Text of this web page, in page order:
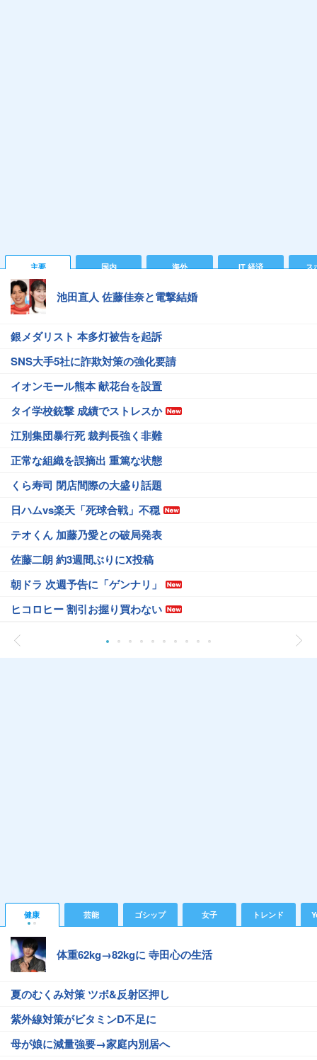
主要 国内 海外 IT 経済 ス
池田直人 佐藤佳奈と電撃結婚
銀メダリスト 本多灯被告を起訴
SNS大手5社に詐欺対策の強化要請
イオンモール熊本 献花台を設置
タイ学校銃撃 成績でストレスか
江別集団暴行死 裁判長強く非難
正常な組織を誤摘出 重篤な状態
くら寿司 閉店間際の大盛り話題
日ハムvs楽天「死球合戦」不穏
テオくん 加藤乃愛との破局発表
佐藤二朗 約3週間ぶりにX投稿
朝ドラ 次週予告に「ゲンナリ」
ヒコロヒー 割引お握り買わない
健康 芸能 ゴシップ 女子 トレンド
体重62kg→82kgに 寺田心の生活
夏のむくみ対策 ツボ&反射区押し
紫外線対策がビタミンD不足に
母が娘に減量強要→家庭内別居へ